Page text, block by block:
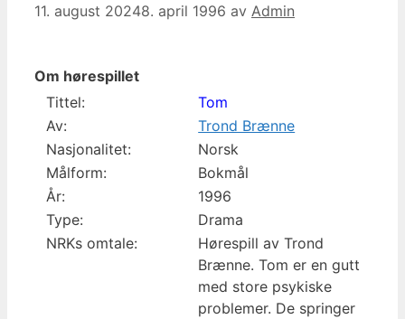
11. august 20248. april 1996 av Admin
Om hørespillet
Tittel:
Tom
Av:
Trond Brænne
Nasjonalitet:
Norsk
Målform:
Bokmål
År:
1996
Type:
Drama
NRKs omtale:
Hørespill av Trond
Brænne. Tom er en gutt
med store psykiske
problemer. De springer